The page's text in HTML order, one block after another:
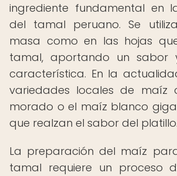
ingrediente fundamental en
del tamal peruano. Se
masa como en las hojas
tamal, aportando un sabor
característica. En la
variedades locales de maíz
morado o el maíz blanco
que realzan el sabor del platillo.
La preparación del maíz
tamal requiere un proceso